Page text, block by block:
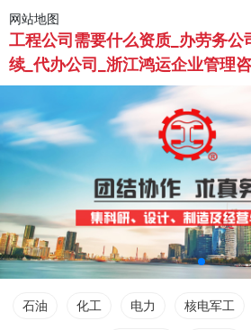
网站地图
工程公司需要什么资质_办劳务公
续_代办公司_浙江鸿运企业管理
石油 化工 电力 核电军工